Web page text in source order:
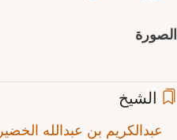
الصورة
الشيخ
عبدالكريم بن عبدالله الخضير